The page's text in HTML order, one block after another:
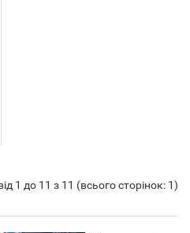
1 до 11 з 11 (всього сторінок: 1)